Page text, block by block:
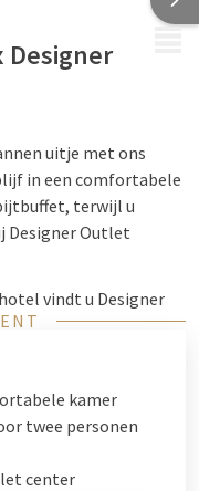
Designer
uitje met ons
in een comfortabele
terwijl u
Designer Outlet
vindt u Designer
Hugo Boss, Nike en
De kortingspas biedt
winkels. (Exclusief
kamer
twee personen
center